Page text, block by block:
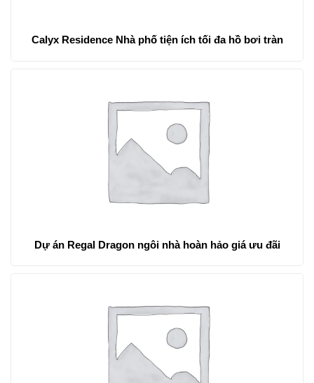
Calyx Residence Nhà phố tiện ích tối đa hồ bơi tràn
Dự án Regal Dragon ngôi nhà hoàn hảo giá ưu đãi